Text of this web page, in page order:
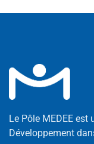
Le Pôle MEDEE est
Développement